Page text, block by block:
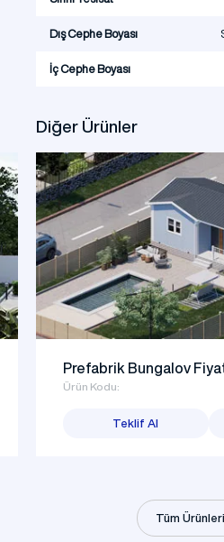
Dış Cephe Boyası
İç Cephe Boyası
Diğer Ürünler
Prefabrik Bungalov
Ürün Kodu:
Teklif Al
Tüm